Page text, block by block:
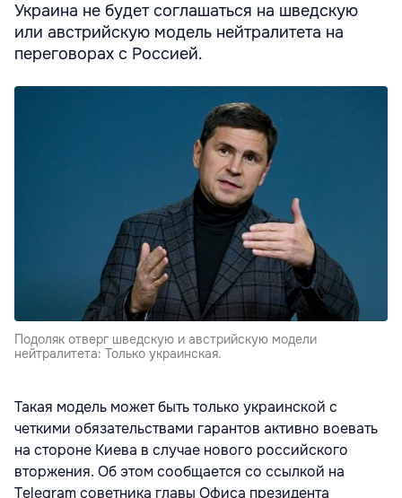
Украина не будет соглашаться на шведскую
или австрийскую модель нейтралитета на
переговорах с Россией.
Подоляк отверг шведскую и австрийскую модели
нейтралитета: Только украинская.
Такая модель может быть только украинской с
четкими обязательствами гарантов активно воевать
на стороне Киева в случае нового российского
вторжения. Об этом сообщается со ссылкой на
Telegram советника главы Офиса президента